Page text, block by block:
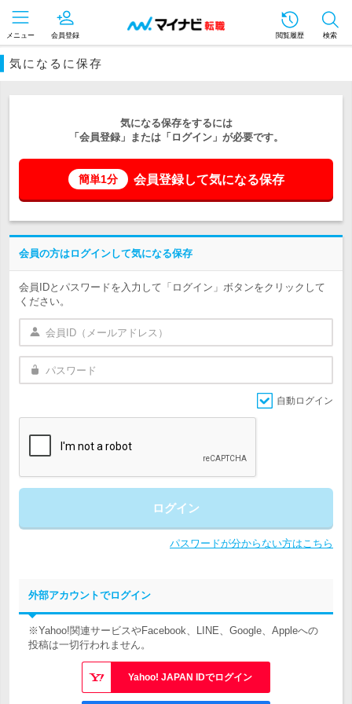
メニュー 会員登録 閲覧履歴 検索
気になるに保存
気になる保存をするには
「会員登録」または「ログイン」が必要です。
簡単1分 会員登録して気になる保存
会員の方はログインして気になる保存
会員IDとパスワードを入力して「ログイン」ボタンをクリックして
ください。
自動ログイン
ログイン
パスワードが分からない方はこちら
外部アカウントでログイン
※Yahoo!関連サービスやFacebook、LINE、Google、Appleへの
投稿は一切行われません。
Yahoo! JAPAN IDでログイン